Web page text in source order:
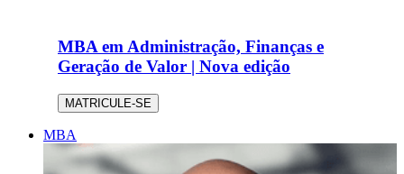
MBA em Administração, Finanças e
Geração de Valor | Nova edição
MATRICULE-SE
MBA